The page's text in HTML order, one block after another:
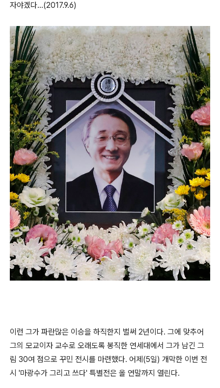
자야겠다...(2017.9.6)
이런 그가 파란많은 이승을 하직한지 벌써 2년이다. 그에 맞추어
그의 모교이자 교수로 오래도록 봉직한 연세대에서 그가 남긴 그
림 30여 점으로 꾸민 전시를 마련했다. 어제(5일) 개막한 이번 전
시 '마광수가 그리고 쓰다' 특별전은 올 연말까지 열린다.